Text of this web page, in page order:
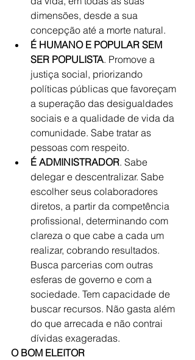
dimensões, desde a sua
concepção até a morte natural.
É HUMANO E POPULAR SEM
SER POPULISTA. Promove a
justiça social, priorizando
políticas públicas que favoreçam
a superação das desigualdades
sociais e a qualidade de vida da
comunidade. Sabe tratar as
pessoas com respeito.
É ADMINISTRADOR. Sabe
delegar e descentralizar. Sabe
escolher seus colaboradores
diretos, a partir da competência
profissional, determinando com
clareza o que cabe a cada um
realizar, cobrando resultados.
Busca parcerias com outras
esferas de governo e com a
sociedade. Tem capacidade de
buscar recursos. Não gasta além
do que arrecada e não contrai
dívidas exageradas.
O BOM ELEITOR